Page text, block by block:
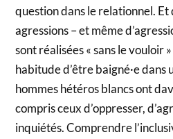
question dans le relationnel.
agressions – et même
sont réalisées « sans le vouloir
habitude d’être baigné·e dans
hommes hétéros blancs ont
compris ceux d’oppresser,
inquiétés. Comprendre